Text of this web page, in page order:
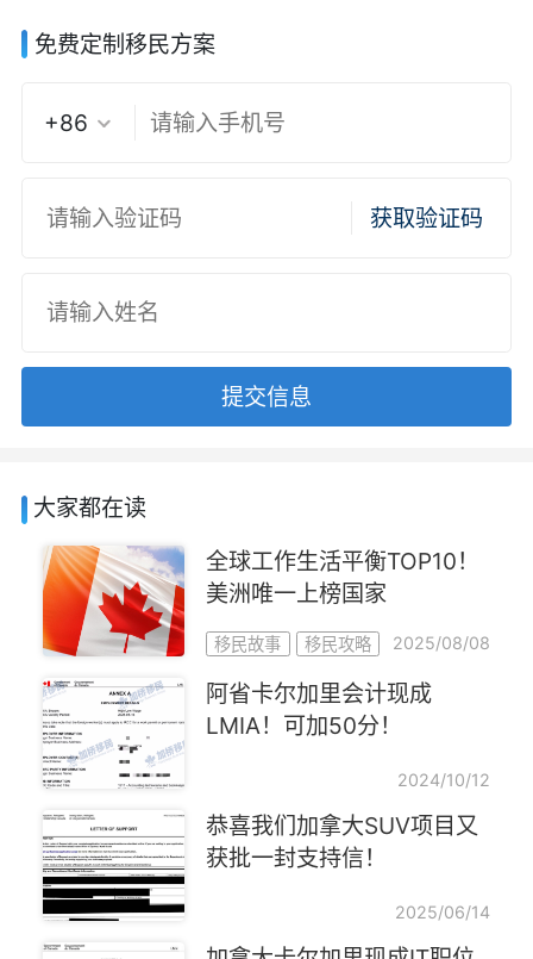
免费定制移民方案
+86
获取验证码
提交信息
大家都在读
全球工作生活平衡TOP10！
美洲唯一上榜国家
移民故事 移民攻略 2025/08/08
阿省卡尔加里会计现成
LMIA！可加50分！
2024/10/12
恭喜我们加拿大SUV项目又
获批一封支持信！
2025/06/14